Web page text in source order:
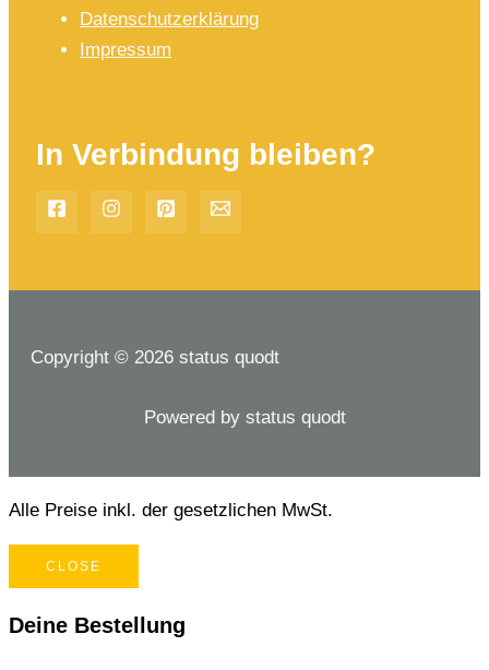
Datenschutzerklärung
Impressum
In Verbindung bleiben?
Copyright © 2026 status quodt
Powered by status quodt
Alle Preise inkl. der gesetzlichen MwSt.
CLOSE
Deine Bestellung